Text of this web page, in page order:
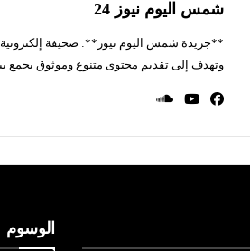
شمس اليوم نيوز 24
**جريدة شمس اليوم نيوز**: صحيفة إلكترونية
وتهدف إلى تقديم محتوى متنوع وموثوق يجمع
الوسوم